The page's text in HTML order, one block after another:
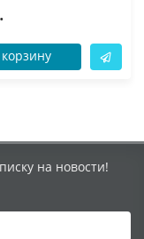
на новости!